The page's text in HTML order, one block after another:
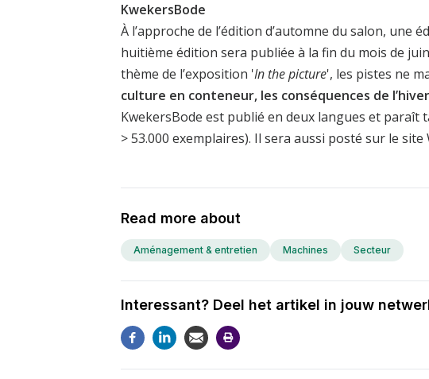
KwekersBode
À l’approche de l’édition d’automne du salon,
huitième édition sera publiée à la fin du mois de
thème de l’exposition 'In the picture', les pistes ne
culture en conteneur, les conséquences de
KwekersBode est publié en deux langues et
> 53.000 exemplaires). Il sera aussi posté sur le site
Read more about
Aménagement & entretien Machines Secteur
Interessant? Deel het artikel in jouw